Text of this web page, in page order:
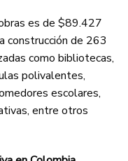
es de $89.427
construcción de 263
como bibliotecas,
polivalentes,
escolares,
entre otros